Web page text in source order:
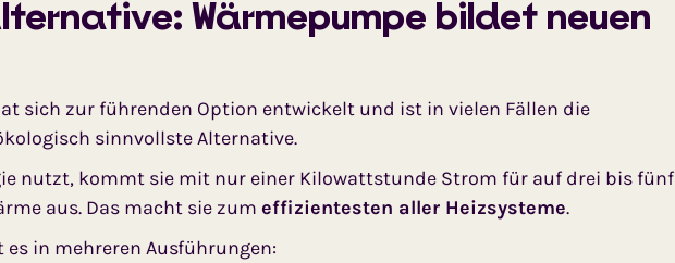
Wärmepumpe bildet neuen
sich zur führenden Option entwickelt und ist in vielen Fällen die
sinnvollste Alternative.
nutzt, kommt sie mit nur einer Kilowattstunde Strom für auf drei bis fünf
aus. Das macht sie zum effizientesten aller Heizsysteme.
in mehreren Ausführungen: